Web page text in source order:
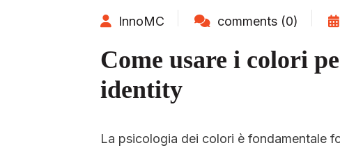
InnoMC comments (0)
Come usare i colori
identity
La psicologia dei colori è fondamentale